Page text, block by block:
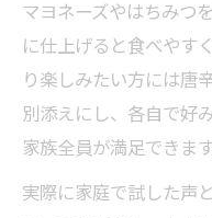
マヨネーズやはちみつ
に仕上げると食べやす
り楽しみたい方には唐
別添えにし、各自で好
家族全員が満足できます
実際に家庭で試した声